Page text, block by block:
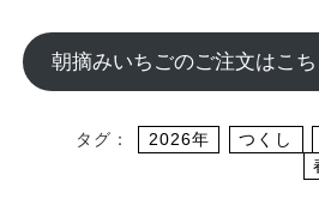
朝摘みいちごのご注文はこち
タグ： 2026年 つくし